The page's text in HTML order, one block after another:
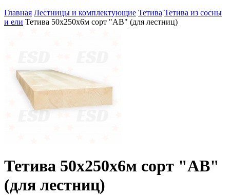
Главная Лестницы и комплектующие Тетива Тетива из сосны
и ели Тетива 50х250х6м сорт "АВ" (для лестниц)
Тетива 50х250х6м сорт "АВ"
(для лестниц)